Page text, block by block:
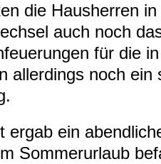
die Hausherren
auch noch
für die
allerdings noch ein
ergab ein
Sommerurlaub